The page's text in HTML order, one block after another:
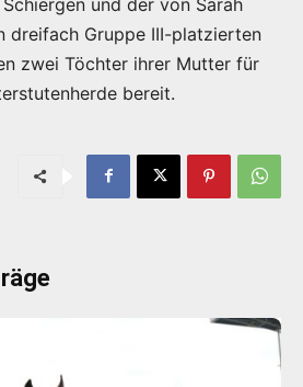
dreifach Gruppe III-platzierten
zwei Töchter ihrer Mutter für
bereit.